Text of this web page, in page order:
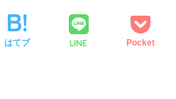
はてブ LINE Pocket